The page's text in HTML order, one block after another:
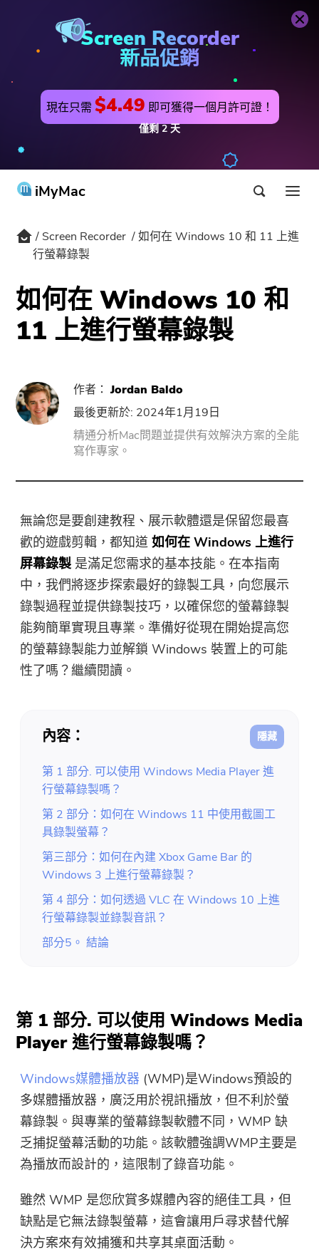
Screen Recorder
新品促銷
現在只需 $4.49 即可獲得一個月許可證！
僅剩2 天
iMyMac
產品 & 解決方案
Hot
PowerMyMac
音視頻轉換器
Screen Recorder
PDF壓縮器
在線工具
免費音視頻轉換器
免費視頻編輯器
免費圖片壓縮器
用戶支持
Screen Recorder
Screen Recorder
如何在 Windows 10 和 11 上進
行螢幕錄製
如何在 Windows 10 和
11 上進行螢幕錄製
作者： Jordan Baldo
最後更新於: 2024年1月19日
精通分析Mac問題並提供有效解決方案的全能
寫作專家。
無論您是要創建教程、展示軟體還是保留您最喜
歡的遊戲剪輯，都知道如何在 Windows 上進行
屏幕錄製 是滿足您需求的基本技能。在本指南
中，我們將逐步探索最好的錄製工具，向您展示
錄製過程並提供錄製技巧，以確保您的螢幕錄製
能夠簡單實現且專業。準備好從現在開始提高您
的螢幕錄製能力並解鎖 Windows 裝置上的可能
性了嗎？繼續閱讀。
內容：
第 1 部分. 可以使用 Windows Media Player 進
行螢幕錄製嗎？
第 2 部分：如何在 Windows 11 中使用截圖工
具錄製螢幕？
第三部分：如何在內建 Xbox Game Bar 的
Windows 3 上進行螢幕錄製？
第 4 部分：如何透過 VLC 在 Windows 10 上進
行螢幕錄製並錄製音訊？
部分5。 結論
第 1 部分. 可以使用 Windows Media
Player 進行螢幕錄製嗎？
Windows媒體播放器 (WMP)是Windows預設的
多媒體播放器，廣泛用於視訊播放，但不利於螢
幕錄製。與專業的螢幕錄製軟體不同，WMP 缺
乏捕捉螢幕活動的功能。該軟體強調WMP主要是
為播放而設計的，這限制了錄音功能。
雖然 WMP 是您欣賞多媒體內容的絕佳工具，但
缺點是它無法錄製螢幕，這會讓用戶尋求替代解
決方案來有效捕獲和共享其桌面活動。